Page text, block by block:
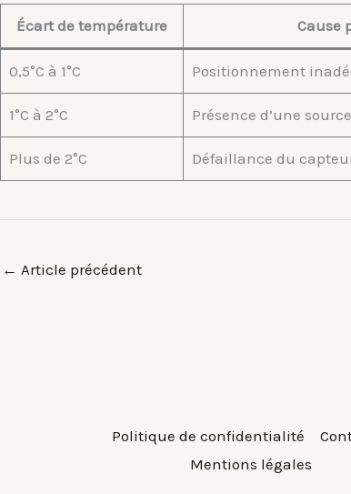
Écart de température Cause
0,5°C à 1°C Positionnement
1°C à 2°C Présence d’une
Plus de 2°C Défaillance du
← Article précédent
Politique de confidentialité
Mentions légales